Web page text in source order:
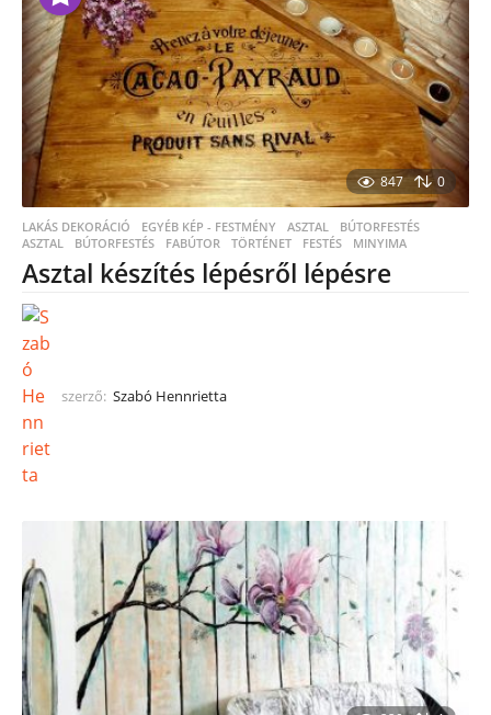
847 0
LAKÁS DEKORÁCIÓ ,EGYÉB KÉP - FESTMÉNY ,ASZTAL ,BÚTORFESTÉS
ASZTAL
,BÚTORFESTÉS ,FABÚTOR ,TÖRTÉNET ,FESTÉS ,MINYIMA
Asztal készítés lépésről lépésre
szerző: Szabó Hennrietta